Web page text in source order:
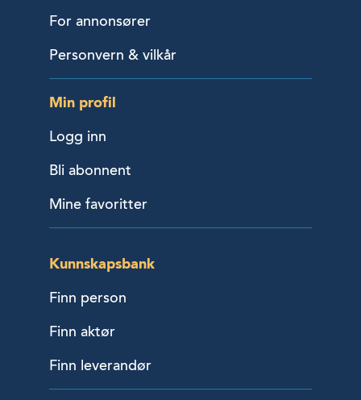
For annonsører
Personvern & vilkår
Min profil
Logg inn
Bli abonnent
Mine favoritter
Kunnskapsbank
Finn person
Finn aktør
Finn leverandør